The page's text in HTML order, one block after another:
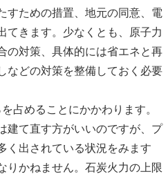
すための措置、地元の同意、電
てきます。少なくとも、原子力
の対策、具体的には省エネと再
などの対策を整備しておく必要
占めることにかかわります。
建て直す方がいいのですが、プ
く出されている状況をみます
りかねません。石炭火力の上限